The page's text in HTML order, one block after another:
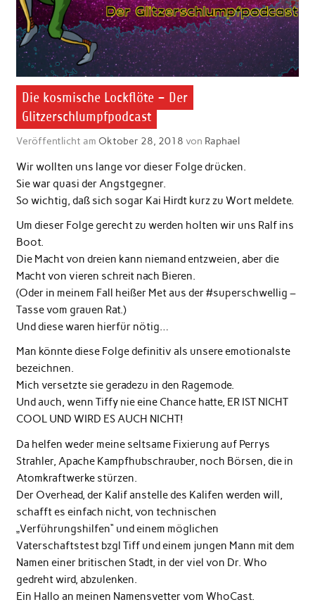
Die kosmische Lockflöte – Der
Glitzerschlumpfpodcast
Veröffentlicht am Oktober 28, 2018 von Raphael
Wir wollten uns lange vor dieser Folge drücken.
Sie war quasi der Angstgegner.
So wichtig, daß sich sogar Kai Hirdt kurz zu Wort meldete.
Um dieser Folge gerecht zu werden holten wir uns Ralf ins
Boot.
Die Macht von dreien kann niemand entzweien, aber die
Macht von vieren schreit nach Bieren.
(Oder in meinem Fall heißer Met aus der #superschwellig –
Tasse vom grauen Rat.)
Und diese waren hierfür nötig…
Man könnte diese Folge definitiv als unsere emotionalste
bezeichnen.
Mich versetzte sie geradezu in den Ragemode.
Und auch, wenn Tiffy nie eine Chance hatte, ER IST NICHT
COOL UND WIRD ES AUCH NICHT!
Da helfen weder meine seltsame Fixierung auf Perrys
Strahler, Apache Kampfhubschrauber, noch Börsen, die in
Atomkraftwerke stürzen.
Der Overhead, der Kalif anstelle des Kalifen werden will,
schafft es einfach nicht, von technischen
„Verführungshilfen“ und einem möglichen
Vaterschaftstest bzgl Tiff und einem jungen Mann mit dem
Namen einer britischen Stadt, in der viel von Dr. Who
gedreht wird, abzulenken.
Ein Hallo an meinen Namensvetter vom WhoCast.